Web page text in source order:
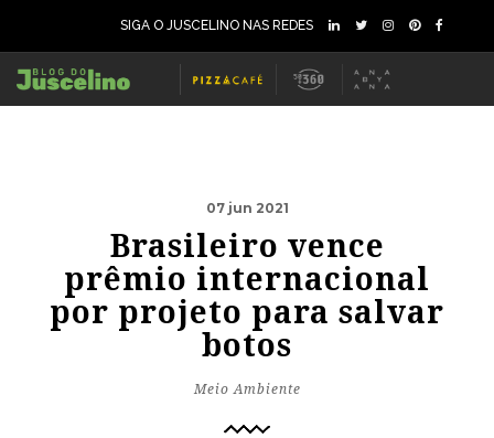
SIGA O JUSCELINO NAS REDES
07 jun 2021
Brasileiro vence
prêmio internacional
por projeto para salvar
botos
Meio Ambiente